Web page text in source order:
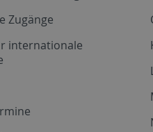
Zugänge
internationale